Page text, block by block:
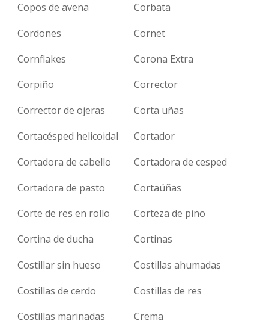
Copos de avena
Corbata
Cordones
Cornet
Cornflakes
Corona Extra
Corpiño
Corrector
Corrector de ojeras
Corta uñas
Cortacésped helicoidal
Cortador
Cortadora de cabello
Cortadora de cesped
Cortadora de pasto
Cortaúñas
Corte de res en rollo
Corteza de pino
Cortina de ducha
Cortinas
Costillar sin hueso
Costillas ahumadas
Costillas de cerdo
Costillas de res
Costillas marinadas
Crema